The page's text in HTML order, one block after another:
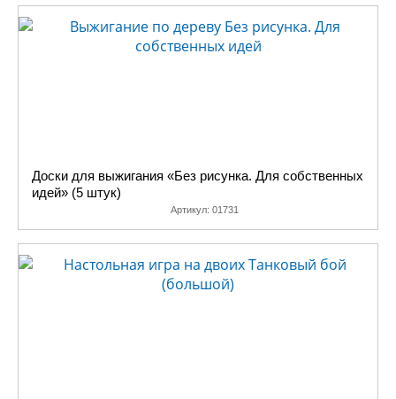
Доски для выжигания «Без рисунка. Для собственных
идей» (5 штук)
Артикул: 01731